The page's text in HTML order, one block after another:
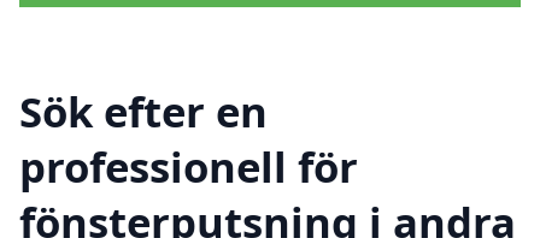
Sök efter en
professionell för
fönsterputsning i andra